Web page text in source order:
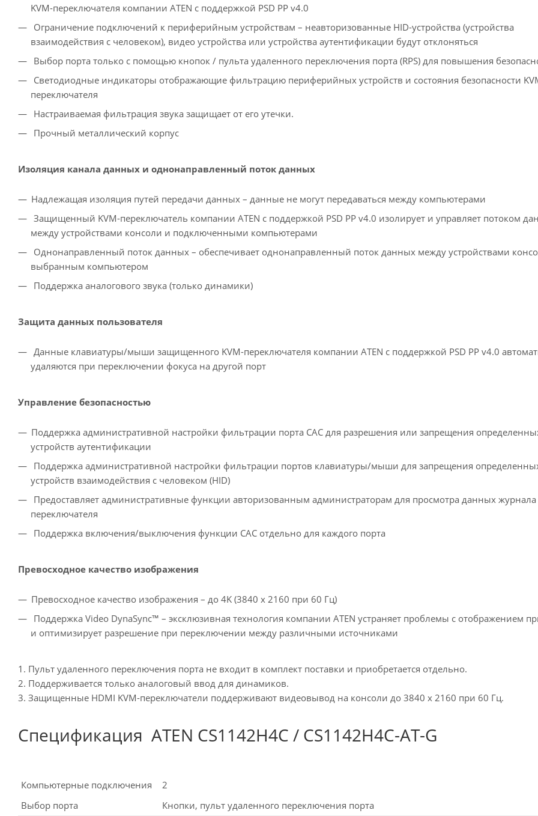
KVM-переключателя компании ATEN с поддержкой PSD PP v4.0
Ограничение подключений к периферийным устройствам – неавторизованные HID-устройства (устройства
взаимодействия с человеком), видео устройства или устройства аутентификации будут отклоняться
Выбор порта только с помощью кнопок / пульта удаленного переключения порта (RPS) для повышения
Светодиодные индикаторы отображающие фильтрацию периферийных устройств и состояния безопасности
переключателя
Настраиваемая фильтрация звука защищает от его утечки.
Прочный металлический корпус
Изоляция канала данных и однонаправленный поток данных
Надлежащая изоляция путей передачи данных – данные не могут передаваться между компьютерами
Защищенный KVM-переключатель компании ATEN с поддержкой PSD PP v4.0 изолирует и управляет потоком
между устройствами консоли и подключенными компьютерами
Однонаправленный поток данных – обеспечивает однонаправленный поток данных между устройствами
выбранным компьютером
Поддержка аналогового звука (только динамики)
Защита данных пользователя
Данные клавиатуры/мыши защищенного KVM-переключателя компании ATEN с поддержкой PSD PP v4.0
удаляются при переключении фокуса на другой порт
Управление безопасностью
Поддержка административной настройки фильтрации порта CAC для разрешения или запрещения
устройств аутентификации
Поддержка административной настройки фильтрации портов клавиатуры/мыши для запрещения
устройств взаимодействия с человеком (HID)
Предоставляет административные функции авторизованным администраторам для просмотра данных журнала
переключателя
Поддержка включения/выключения функции CAC отдельно для каждого порта
Превосходное качество изображения
Превосходное качество изображения – до 4K (3840 x 2160 при 60 Гц)
Поддержка Video DynaSync™ – эксклюзивная технология компании ATEN устраняет проблемы с отображением
и оптимизирует разрешение при переключении между различными источниками
1. Пульт удаленного переключения порта не входит в комплект поставки и приобретается отдельно.
2. Поддерживается только аналоговый ввод для динамиков.
3. Защищенные HDMI KVM-переключатели поддерживают видеовывод на консоли до 3840 x 2160 при 60 Гц.
Спецификация ATEN CS1142H4C / CS1142H4C-AT-G
Компьютерные подключения
2
Выбор порта
Кнопки, пульт удаленного переключения порта